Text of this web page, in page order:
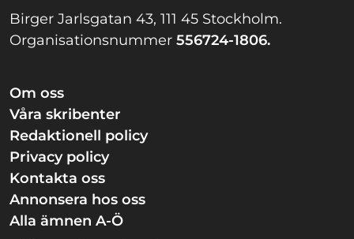
Birger Jarlsgatan 43, 111 45 Stockholm.
Organisationsnummer 556724-1806.
Om oss
Våra skribenter
Redaktionell policy
Privacy policy
Kontakta oss
Annonsera hos oss
Alla ämnen A-Ö